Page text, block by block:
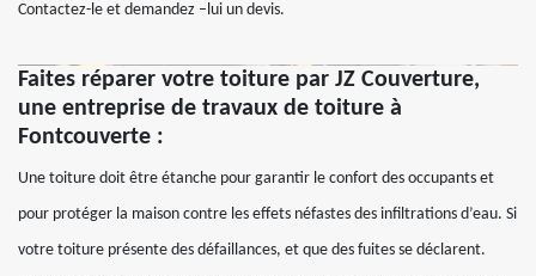
Contactez-le et demandez –lui un devis.
Faites réparer votre toiture par JZ Couverture,
une entreprise de travaux de toiture à
Fontcouverte :
Une toiture doit être étanche pour garantir le confort des occupants et
pour protéger la maison contre les effets néfastes des infiltrations d’eau. Si
votre toiture présente des défaillances, et que des fuites se déclarent.